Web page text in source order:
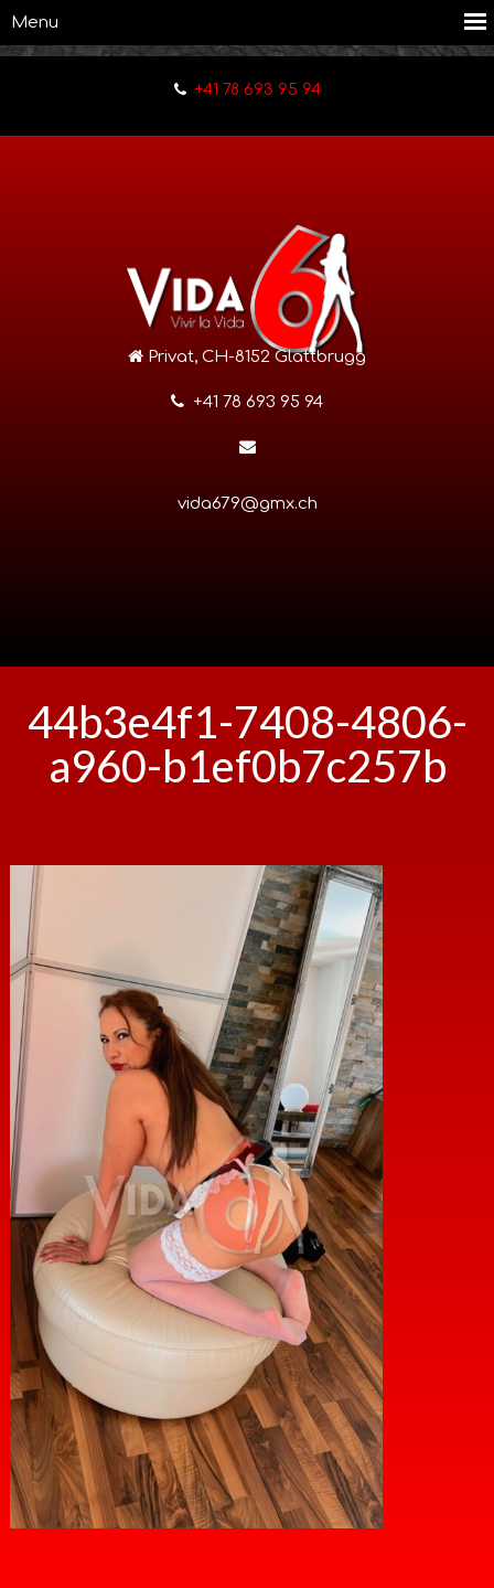
+41 78 693 95 94
Privat, CH-8152 Glattbrugg
+41 78 693 95 94
vida679@gmx.ch
44b3e4f1-7408-4806-
a960-b1ef0b7c257b